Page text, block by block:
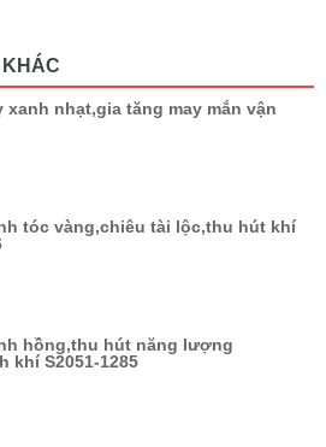
nhạt,gia tăng may mắn vận
tóc vàng,chiêu tài lộc,thu hút khí
hồng,thu hút năng lượng
khí S2051-1285